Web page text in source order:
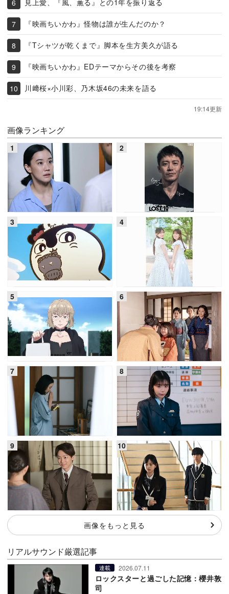
見上愛、『風、薫る』との1年を振り返る
『映画ちいかわ』怪物は誰が生んだのか？
『Tシャツが乾くまで』脚本を生方美久が語る
『映画ちいかわ』EDテーマからその後を考察
川﨑桜×小川彩、乃木坂46の未来を語る
19:14更新
画像ランキング
画像をもっと見る
リアルサウンド厳選記事
連載 2026.07.11
ロックスターと過ごした記憶：櫻井敦
司